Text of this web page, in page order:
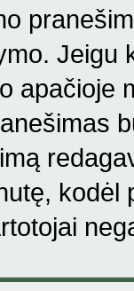
Jeigu
apačioje
kodėl